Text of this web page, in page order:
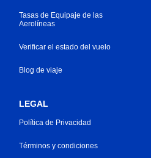
Tasas de Equipaje de las
Aerolíneas
Verificar el estado del vuelo
Blog de viaje
LEGAL
Política de Privacidad
Términos y condiciones